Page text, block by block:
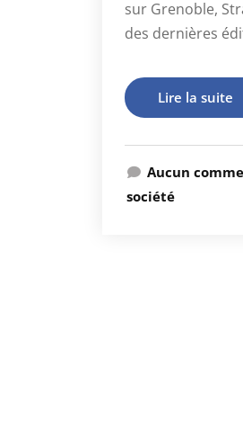
sur Grenoble,
des dernières
Lire la suite
Aucun
société